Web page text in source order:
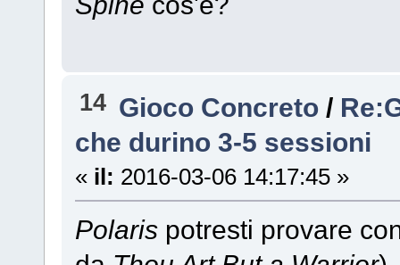
14 Gioco Concreto /
che durino 3-5 sessioni
« il: 2016-03-06 14:17:45 »
Polarispotresti provare